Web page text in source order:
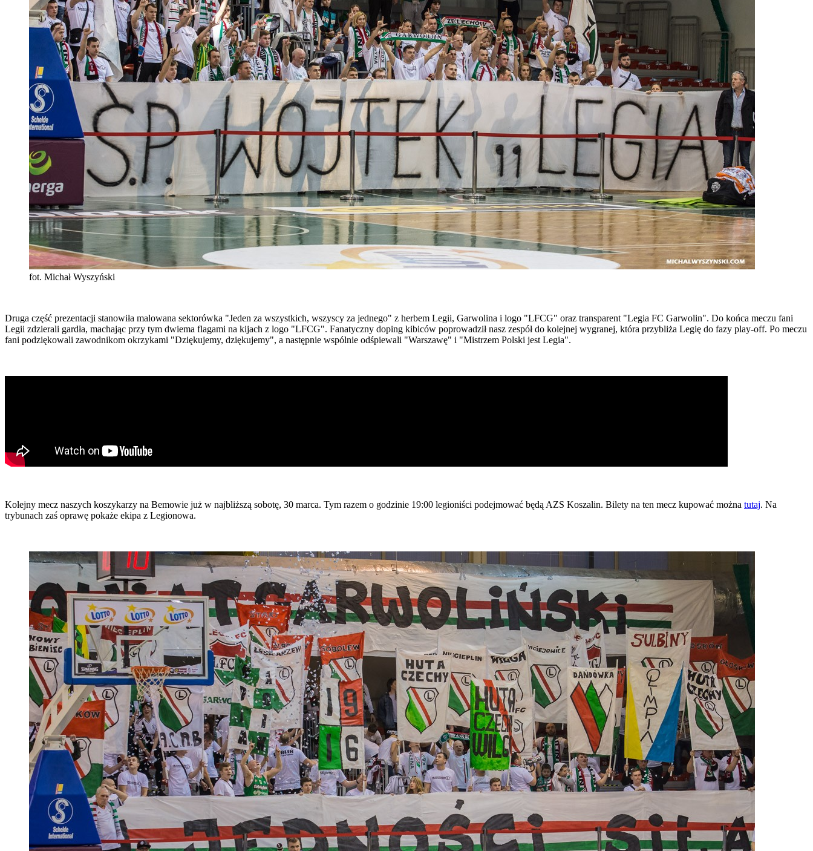
fot. Michał Wyszyński
Druga część prezentacji stanowiła malowana sektorówka "Jeden za wszystkich, wszyscy za jednego" z herbem Legii, Garwolina i logo "LFCG" oraz transparent "Legia FC Garwolin". Do końca meczu fani
Legii zdzierali gardła, machając przy tym dwiema flagami na kijach z logo "LFCG". Fanatyczny doping kibiców poprowadził nasz zespół do kolejnej wygranej, która przybliża Legię do fazy play-off. Po meczu
fani podziękowali zawodnikom okrzykami "Dziękujemy, dziękujemy", a następnie wspólnie odśpiewali "Warszawę" i "Mistrzem Polski jest Legia".
Kolejny mecz naszych koszykarzy na Bemowie już w najbliższą sobotę, 30 marca. Tym razem o godzinie 19:00 legioniści podejmować będą AZS Koszalin. Bilety na ten mecz kupować można tutaj. Na
trybunach zaś oprawę pokaże ekipa z Legionowa.